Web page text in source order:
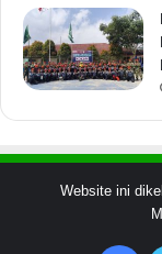
Website ini